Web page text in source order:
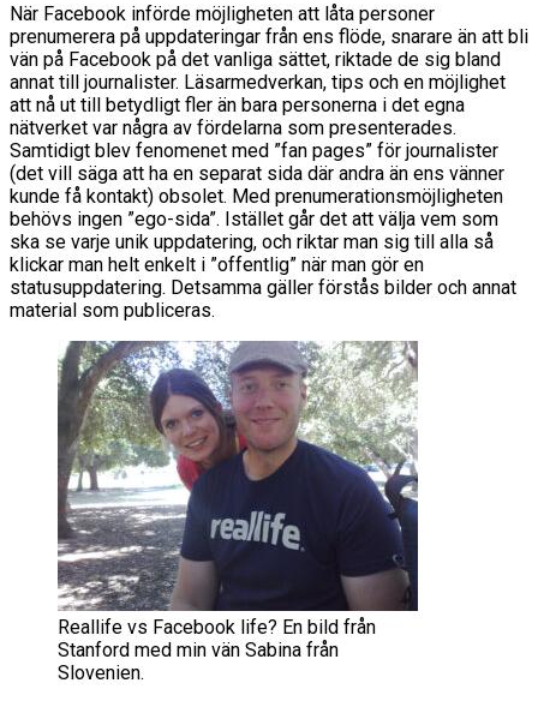
När Facebook införde möjligheten att låta personer
prenumerera på uppdateringar från ens flöde, snarare än att bli
vän på Facebook på det vanliga sättet, riktade de sig bland
annat till journalister. Läsarmedverkan, tips och en möjlighet
att nå ut till betydligt fler än bara personerna i det egna
nätverket var några av fördelarna som presenterades.
Samtidigt blev fenomenet med ”fan pages” för journalister
(det vill säga att ha en separat sida där andra än ens vänner
kunde få kontakt) obsolet. Med prenumerationsmöjligheten
behövs ingen ”ego-sida”. Istället går det att välja vem som
ska se varje unik uppdatering, och riktar man sig till alla så
klickar man helt enkelt i ”offentlig” när man gör en
statusuppdatering. Detsamma gäller förstås bilder och annat
material som publiceras.
Reallife vs Facebook life? En bild från
Stanford med min vän Sabina från
Slovenien.